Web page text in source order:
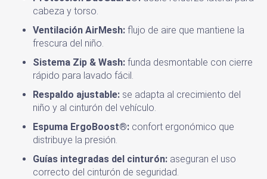
cabeza y torso.
Ventilación AirMesh: flujo de aire que mantiene la
frescura del niño.
Sistema Zip & Wash: funda desmontable con cierre
rápido para lavado fácil.
Respaldo ajustable: se adapta al crecimiento del
niño y al cinturón del vehículo.
Espuma ErgoBoost®: confort ergonómico que
distribuye la presión.
Guías integradas del cinturón: aseguran el uso
correcto del cinturón de seguridad.